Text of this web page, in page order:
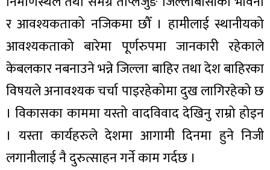
र आवश्यकताको नजिकमा छौँ । हामीलाई स्थानीयको
आवश्यकताको बारेमा पूर्णरुपमा जानकारी रहेकाले
केबलकार नबनाउने भन्ने जिल्ला बाहिर तथा देश बाहिरका
विषयले अनावश्यक चर्चा पाइरहेकोमा दुख लागिरहेको छ
। विकासका काममा यस्तो वादविवाद देखिनु राम्रो होइन
। यस्ता कार्यहरुले देशमा आगामी दिनमा हुने निजी
लगानीलाई नै दुरुत्साहन गर्ने काम गर्दछ ।